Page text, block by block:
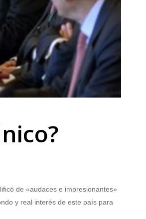
de «audaces e impresionantes»
y real interés de este país para